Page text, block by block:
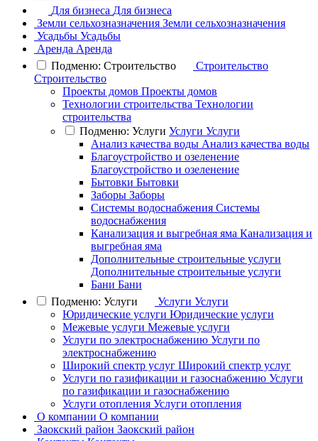
Для бизнеса Для бизнеса
Земли сельхозназначения Земли сельхозназначения
Усадьбы Усадьбы
Аренда Аренда
Подменю: Строительство
Строительство
Строительство
Проекты домов Проекты домов
Технологии строительства Технологии
строительства
Подменю: Услуги Услуги Услуги
Анализ качества воды Анализ качества воды
Благоустройство и озеленение
Благоустройство и озеленение
Бытовки Бытовки
Заборы Заборы
Системы водоснабжения Системы
водоснабжения
Канализация и выгребная яма Канализация и
выгребная яма
Дополнительные строительные услуги
Дополнительные строительные услуги
Бани Бани
Подменю: Услуги
Услуги Услуги
Юридические услуги Юридические услуги
Межевые услуги Межевые услуги
Услуги по электроснабжению Услуги по
электроснабжению
Широкий спектр услуг Широкий спектр услуг
Услуги по газификации и газоснабжению Услуги
по газификации и газоснабжению
Услуги отопления Услуги отопления
О компании О компании
Заокский район Заокский район